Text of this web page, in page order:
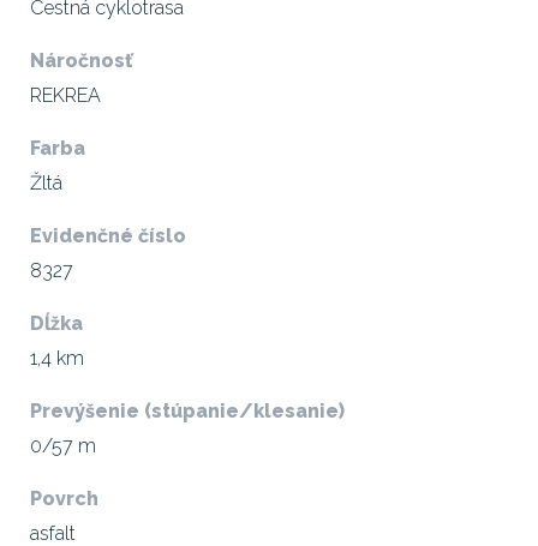
Cestná cyklotrasa
Náročnosť
REKREA
Farba
Žltá
Evidenčné číslo
8327
Dĺžka
1,4 km
Prevýšenie (stúpanie/klesanie)
0/57 m
Povrch
asfalt